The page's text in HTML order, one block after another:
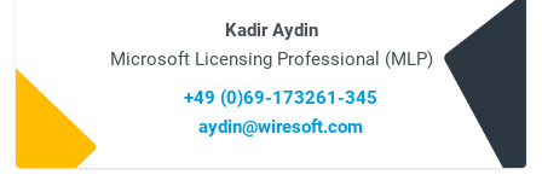
Kadir Aydin
Microsoft Licensing Professional (MLP)
+49 (0)69-173261-345
aydin@wiresoft.com